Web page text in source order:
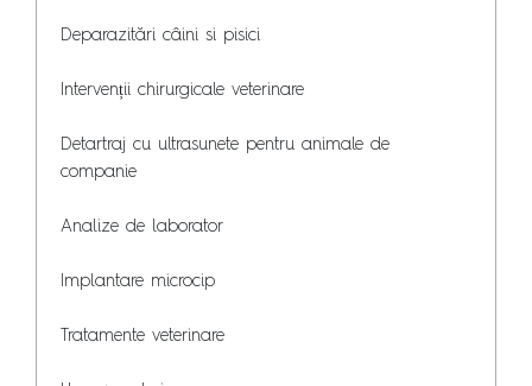
Deparazitări câini si pisici
Intervenții chirurgicale veterinare
Detartraj cu ultrasunete pentru animale de
companie
Analize de laborator
Implantare microcip
Tratamente veterinare